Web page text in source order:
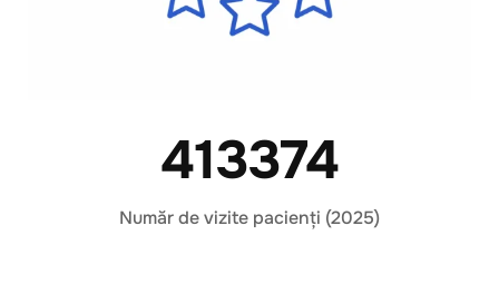
413374
Număr de vizite pacienți (2025)